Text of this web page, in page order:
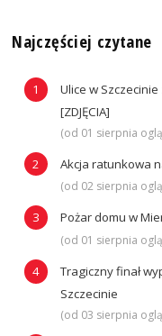
Najczęściej czytane
Ulice w
[ZDJĘCIA]
(od 01 sierpnia
Akcja ratunkowa
(od 02 sierpnia
Pożar domu w
(od 01 sierpnia
Tragiczny finał
Szczecinie
(od 03 sierpnia